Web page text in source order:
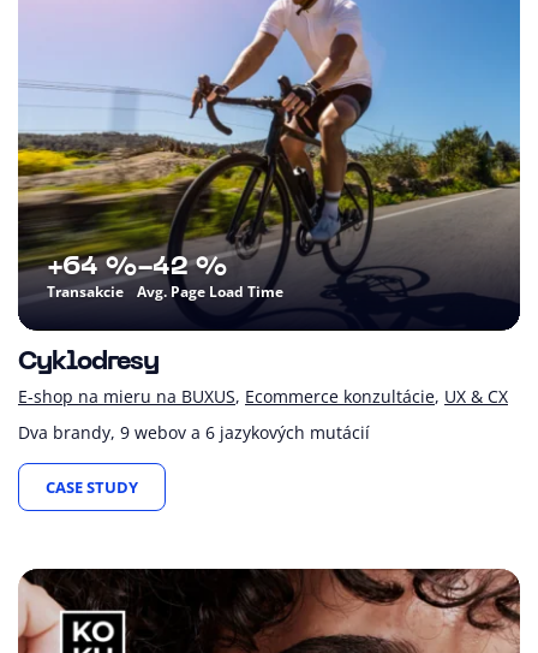
Transakcie
+64 %
Avg. Page Load Time
-42 %
Cyklodresy
E-shop na mieru na BUXUS Ecommerce konzultácie UX & CX
Dva brandy, 9 webov a 6 jazykových mutácií
CASE STUDY